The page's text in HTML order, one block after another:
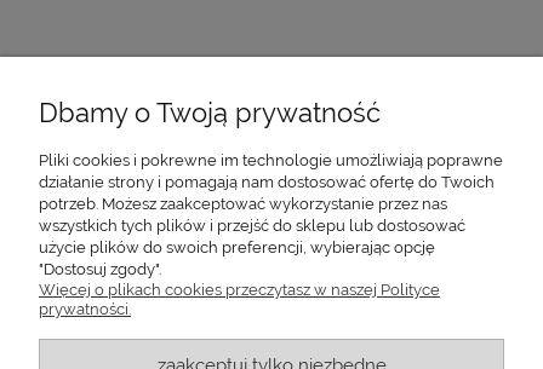
O WYDAWNICTWIE
DLA AUTORÓW
WAŻNE INFORMACJE
Dbamy o Twoją prywatność
Pliki cookies i pokrewne im technologie umożliwiają poprawne
działanie strony i pomagają nam dostosować ofertę do Twoich
potrzeb. Możesz zaakceptować wykorzystanie przez nas
wszystkich tych plików i przejść do sklepu lub dostosować
użycie plików do swoich preferencji, wybierając opcję
"Dostosuj zgody".
Więcej o plikach cookies przeczytasz w naszej Polityce
prywatności.
zaakceptuj tylko niezbędne